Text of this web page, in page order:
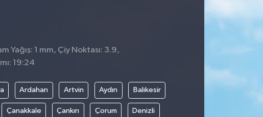
Yağış: 1 mm, Çiy Noktası: 3.9,
19:24
Ardahan Artvin Aydın Balıkesir
Çanakkale Çankırı Çorum Denizli